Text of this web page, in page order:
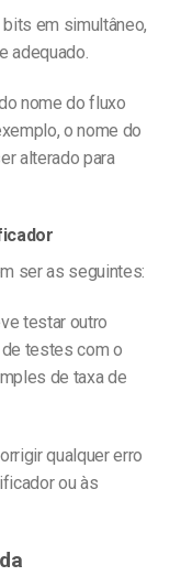
em simultâneo,
adequado.
nome do fluxo
o nome do
alterado para
ser as seguintes:
testar outro
testes com o
de taxa de
qualquer erro
ou às